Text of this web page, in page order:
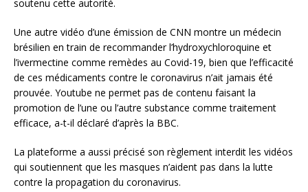
soutenu cette autorité.
Une autre vidéo d’une émission de CNN montre un médecin
brésilien en train de recommander l’hydroxychloroquine et
l’ivermectine comme remèdes au Covid-19, bien que l’efficacité
de ces médicaments contre le coronavirus n’ait jamais été
prouvée. Youtube ne permet pas de contenu faisant la
promotion de l’une ou l’autre substance comme traitement
efficace, a-t-il déclaré d’après la BBC.
La plateforme a aussi précisé son règlement interdit les vidéos
qui soutiennent que les masques n’aident pas dans la lutte
contre la propagation du coronavirus.